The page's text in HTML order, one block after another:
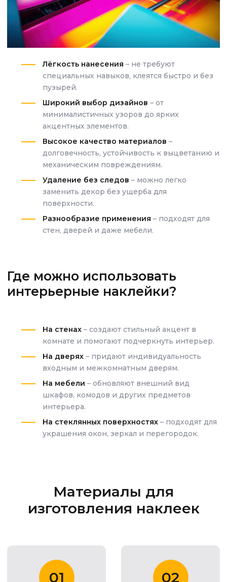
Лёгкость нанесения – не требуют
специальных навыков, клеятся быстро и без
пузырей.
Широкий выбор дизайнов – от
минималистичных узоров до ярких
акцентных элементов.
Высокое качество материалов –
долговечность, устойчивость к выцветанию и
механическим повреждениям.
Удаление без следов – можно легко
заменить декор без ущерба для
поверхности.
Разнообразие применения – подходят для
стен, дверей и даже мебели.
Где можно использовать
интерьерные наклейки?
На стенах – создают стильный акцент в
комнате и помогают подчеркнуть интерьер.
На дверях – придают индивидуальность
входным и межкомнатным дверям.
На мебели – обновляют внешний вид
шкафов, комодов и других предметов
интерьера.
На стеклянных поверхностях – подходят для
украшения окон, зеркал и перегородок.
Материалы для
изготовления наклеек
01 02